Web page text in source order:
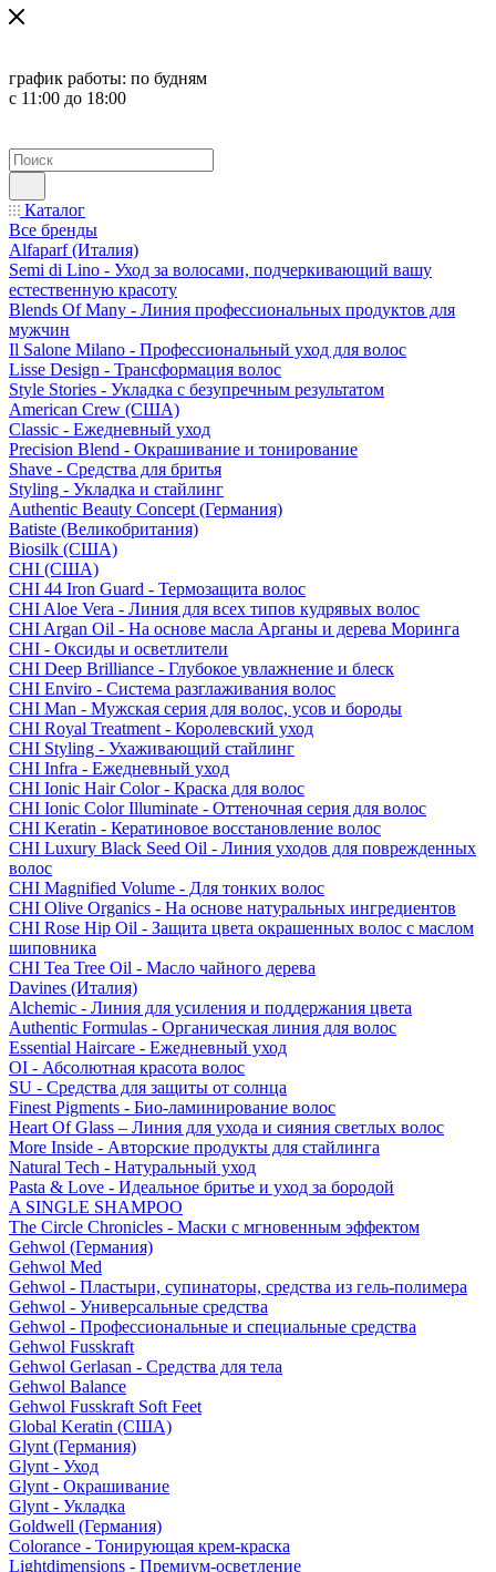
график работы: по будням
с 11:00 до 18:00
Каталог
Все бренды
Alfaparf (Италия)
Semi di Lino - Уход за волосами, подчеркивающий вашу
естественную красоту
Blends Of Many - Линия профессиональных продуктов для
мужчин
Il Salone Milano - Профессиональный уход для волос
Lisse Design - Трансформация волос
Style Stories - Укладка с безупречным результатом
American Crew (США)
Classic - Ежедневный уход
Precision Blend - Окрашивание и тонирование
Shave - Средства для бритья
Styling - Укладка и стайлинг
Authentic Beauty Concept (Германия)
Batiste (Великобритания)
Biosilk (США)
CHI (США)
CHI 44 Iron Guard - Термозащита волос
CHI Aloe Vera - Линия для всех типов кудрявых волос
CHI Argan Oil - На основе масла Арганы и дерева Моринга
CHI - Оксиды и осветлители
CHI Deep Brilliance - Глубокое увлажнение и блеск
CHI Enviro - Система разглаживания волос
CHI Man - Мужская серия для волос, усов и бороды
CHI Royal Treatment - Королевский уход
CHI Styling - Ухаживающий стайлинг
CHI Infra - Ежедневный уход
CHI Ionic Hair Color - Краска для волос
CHI Ionic Color Illuminate - Оттеночная серия для волос
CHI Keratin - Кератиновое восстановление волос
CHI Luxury Black Seed Oil - Линия уходов для поврежденных
волос
CHI Magnified Volume - Для тонких волос
CHI Olive Organics - На основе натуральных ингредиентов
CHI Rose Hip Oil - Защита цвета окрашенных волос с маслом
шиповника
CHI Tea Tree Oil - Масло чайного дерева
Davines (Италия)
Alchemic - Линия для усиления и поддержания цвета
Authentic Formulas - Органическая линия для волос
Essential Haircare - Eжедневный уход
OI - Абсолютная красота волос
SU - Средства для защиты от солнца
Finest Pigments - Био-ламинирование волос
Heart Of Glass – Линия для ухода и сияния светлых волос
More Inside - Авторские продукты для стайлинга
Natural Tech - Натуральный уход
Pasta & Love - Идеальное бритье и уход за бородой
A SINGLE SHAMPOO
The Circle Chronicles - Маски с мгновенным эффектом
Gehwol (Германия)
Gehwol Med
Gehwol - Пластыри, супинаторы, средства из гель-полимера
Gehwol - Универсальные средства
Gehwol - Профессиональные и специальные средства
Gehwol Fusskraft
Gehwol Gerlasan - Средства для тела
Gehwol Balance
Gehwol Fusskraft Soft Feet
Global Keratin (США)
Glynt (Германия)
Glynt - Уход
Glynt - Окрашивание
Glynt - Укладка
Goldwell (Германия)
Colorance - Тонирующая крем-краска
Lightdimensions - Премиум-осветление